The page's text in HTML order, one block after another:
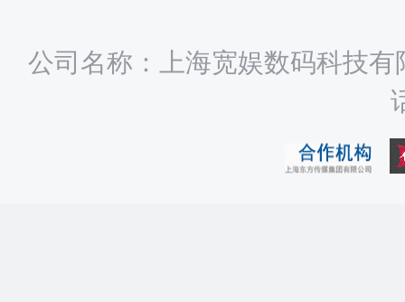
公司名称：上海宽娱数码科技有